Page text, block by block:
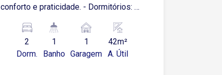
conforto e praticidade. - Dormitórios: 2
azulejo e gabinete - Banheiro com
gabinete e box - Área de Serviço ( com
tanque,cerâmica fria) - Vagas de
2
Dorm.
1
Banho
1
Garagem
42m²
A. Útil